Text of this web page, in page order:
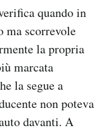
quando in
ma scorrevole
la propria
marcata
la segue a
non poteva
davanti. A